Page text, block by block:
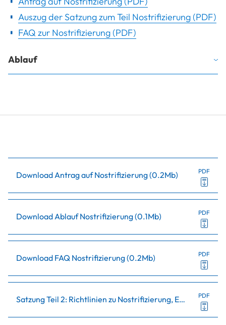
Auszug der Satzung zum Teil Nostrifizierung (PDF)
FAQ zur Nostrifizierung (PDF)
Ablauf
Download Antrag auf Nostrifizierung(0.2Mb) PDF
Download Ablauf Nostrifizierung(0.1Mb) PDF
Download FAQ Nostrifizierung(0.2Mb) PDF
Satzung Teil 2: Richtlinien zu Nostrifizierung, EWR und Anerkennung PDF